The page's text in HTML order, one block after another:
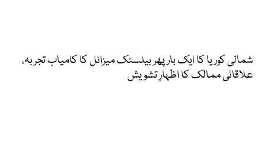
شمالی کوریا کا ایک بار پھر بیلسٹک میزائل کا کامیاب تجربہ،
علاقائی ممالک کا اظہارِ تشویش